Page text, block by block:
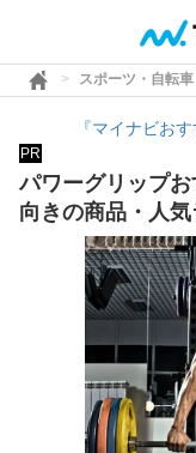
スポーツ・自転車
『マイナビお
PR
パワーグリップ
向きの商品・人